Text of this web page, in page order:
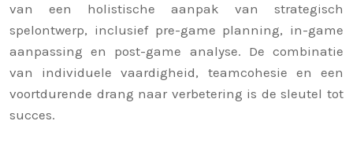
van een holistische aanpak van strategisch
spelontwerp, inclusief pre-game planning, in-game
aanpassing en post-game analyse. De combinatie
van individuele vaardigheid, teamcohesie en een
voortdurende drang naar verbetering is de sleutel tot
succes.